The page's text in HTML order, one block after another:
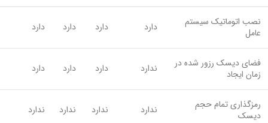
نصب اتوماتیک سیستم
عامل
دارد دارد دارد دارد
فضای دیسک رزور شده در
زمان ایجاد
ندارد دارد دارد دارد
رمزگذاری تمام حجم
دیسک
ندارد ندارد ندارد ندارد